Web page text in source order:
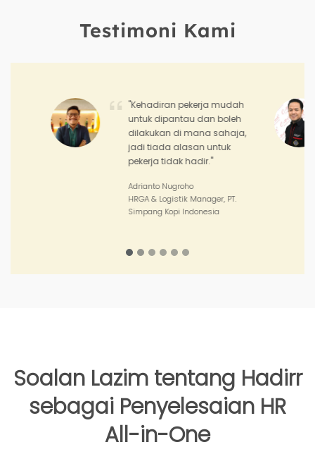
Testimoni Kami
"Hadirr membolehkan saya
memantau prestasi dan
pencapaian pasukan jualan
saya serta prestasi kedai-
kedai saya."
Joko Junianto
Supervisor Sales, PT. Sinar Asia
Perkasa
Soalan Lazim tentang Hadirr
sebagai Penyelesaian HR
All-in-One